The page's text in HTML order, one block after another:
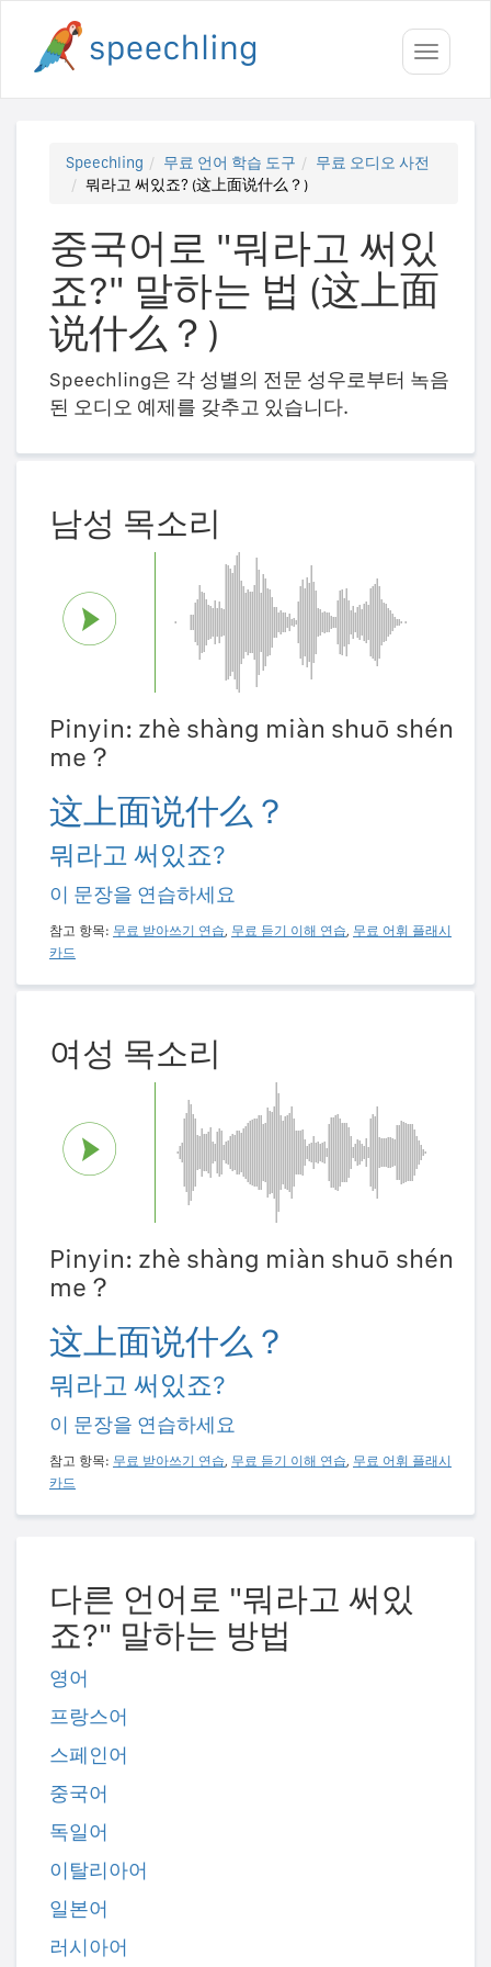
Toggle
Speechling 무료 언어 학습 도구
무료 오디오 사전
뭐라고 써있죠? (这上面说什么？)
중국어로 "뭐라고 써있
죠?" 말하는 법 (这上面
说什么？)
Speechling은 각 성별의 전문 성우로부터 녹음
된 오디오 예제를 갖추고 있습니다.
남성 목소리
Pinyin: zhè shàng miàn shuō shén
me？
这上面说什么？
뭐라고 써있죠?
이 문장을 연습하세요
참고 항목: 무료 받아쓰기 연습, 무료 듣기 이해 연습, 무료 어휘 플래시
카드
여성 목소리
Pinyin: zhè shàng miàn shuō shén
me？
这上面说什么？
뭐라고 써있죠?
이 문장을 연습하세요
참고 항목: 무료 받아쓰기 연습, 무료 듣기 이해 연습, 무료 어휘 플래시
카드
다른 언어로 "뭐라고 써있
죠?" 말하는 방법
영어
프랑스어
스페인어
중국어
독일어
이탈리아어
일본어
러시아어